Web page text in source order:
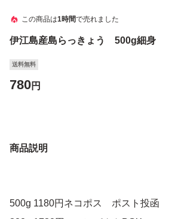
この商品は1時間で売れました
伊江島産島らっきょう 500g細身
送料無料
780円
商品説明
500g 1180円ネコポス ポスト投函